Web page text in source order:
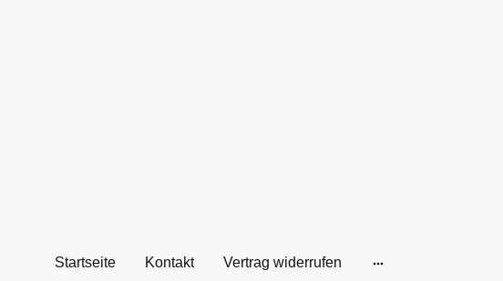
Startseite Kontakt Vertrag widerrufen